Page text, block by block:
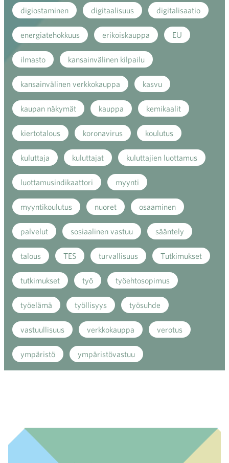
digiostaminen digitaalisuus digitalisaatio
energiatehokkuus erikoiskauppa EU
ilmasto kansainvälinen kilpailu
kansainvälinen verkkokauppa kasvu
kaupan näkymät kauppa kemikaalit
kiertotalous koronavirus koulutus
kuluttaja kuluttajat kuluttajien luottamus
luottamusindikaattori myynti
myyntikoulutus nuoret osaaminen
palvelut sosiaalinen vastuu sääntely
talous TES turvallisuus Tutkimukset
tutkimukset työ työehtosopimus
työelämä työllisyys työsuhde
vastuullisuus verkkokauppa verotus
ympäristö ympäristövastuu